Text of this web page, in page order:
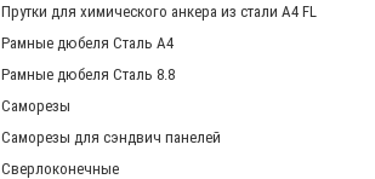
Прутки для химического анкера из стали А4 FL
Рамные дюбеля Сталь A4
Рамные дюбеля Сталь 8.8
Саморезы
Саморезы для сэндвич панелей
Сверлоконечные